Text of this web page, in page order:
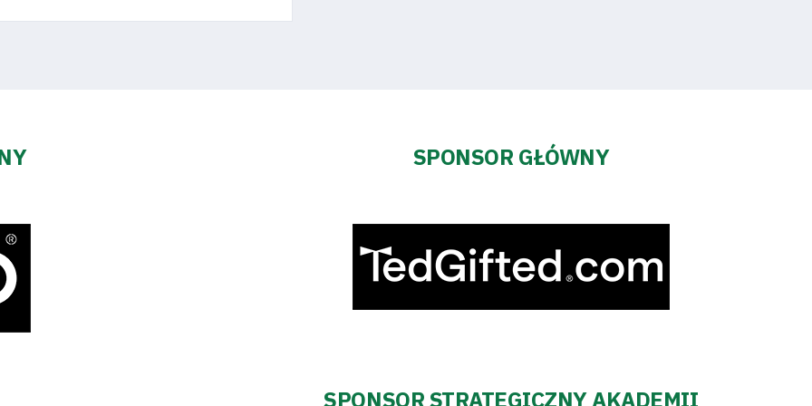
SPONSOR GŁÓWNY
SPONSOR STRATEGICZNY AKADEMII